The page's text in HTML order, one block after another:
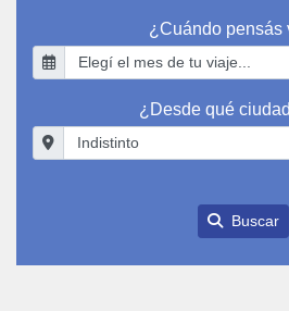
¿Cuándo pensás
¿Desde qué
Buscar